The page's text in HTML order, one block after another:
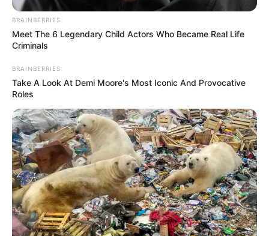
BRAINBERRIES
Meet The 6 Legendary Child Actors Who Became Real Life
Criminals
BRAINBERRIES
Take A Look At Demi Moore's Most Iconic And Provocative
Roles